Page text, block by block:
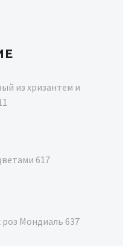
из хризантем и
617
роз Мондиаль 637